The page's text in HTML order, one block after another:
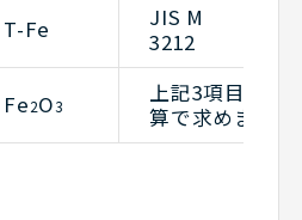
T-Fe
JIS M
3212
Fe2O3
上記3項目の鉄
算で求めます。